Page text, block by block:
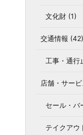
文化財 (1)
交通情報 (42)
工事・通行
店舗・サー
セール・バ
テイクアウ